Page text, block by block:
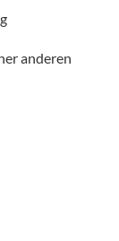
anderen